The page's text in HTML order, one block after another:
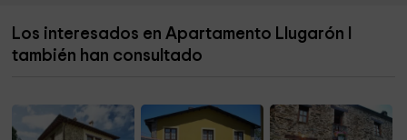
Iglesia de San Salvador de Priesca
Los interesados en Apartamento Llugarón I
también han consultado